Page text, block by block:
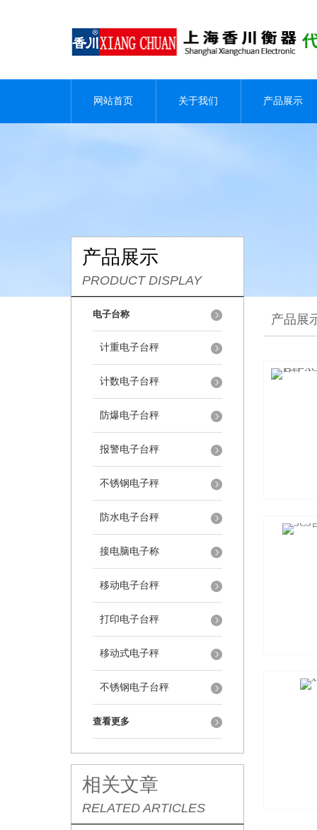
网站首页 关于我们 产品展示
产品展示
PRODUCT DISPLAY
电子台称
计重电子台秤
计数电子台秤
防爆电子台秤
报警电子台秤
不锈钢电子秤
防水电子台秤
接电脑电子称
移动电子台秤
打印电子台秤
移动式电子秤
不锈钢电子台秤
查看更多
相关文章
RELATED ARTICLES
产品展